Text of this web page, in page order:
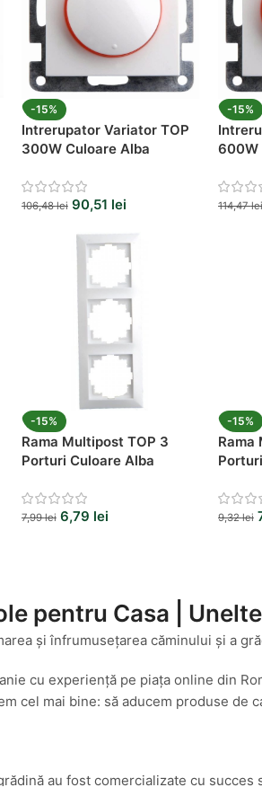
-15%
Intrerupator Variator TOP
300W Culoare Alba
106,48lei 90,51 lei
-15%
600W
114,47lei
-15%
Rama Multipost TOP 3
Porturi Culoare Alba
7,99lei 6,79 lei
-15%
Rama
9,32lei
pentru Casa |
și înfrumusețarea căminului și a
cu experiență pe piața online din
cel mai bine: să aducem produse de
au fost comercializate cu